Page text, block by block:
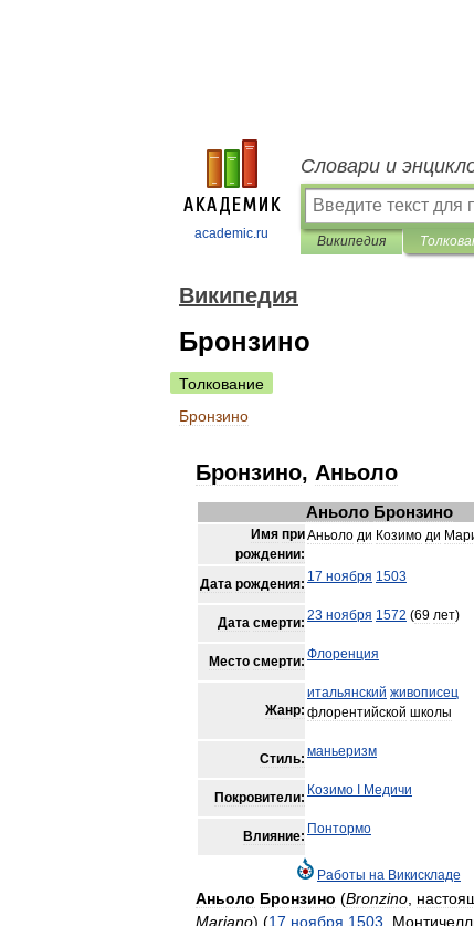
academic.ru
Словари и
Википедия
Википедия
Бронзино
Толкование
Бронзино
Бронзино, Аньоло
Аньоло Бронзино
Имя при
рождении:
Аньоло ди Козимо ди
Дата рождения: 17 ноября 1503
Дата смерти: 23 ноября 1572 (69 лет)
Место смерти: Флоренция
Жанр:
итальянский живописец
флорентийской школы
Стиль: маньеризм
Покровители: Козимо Медичи
Влияние: Понтормо
Работы на Викискладе
Аньоло Бронзино (Bronzino
Mariano) (17 ноября 1503